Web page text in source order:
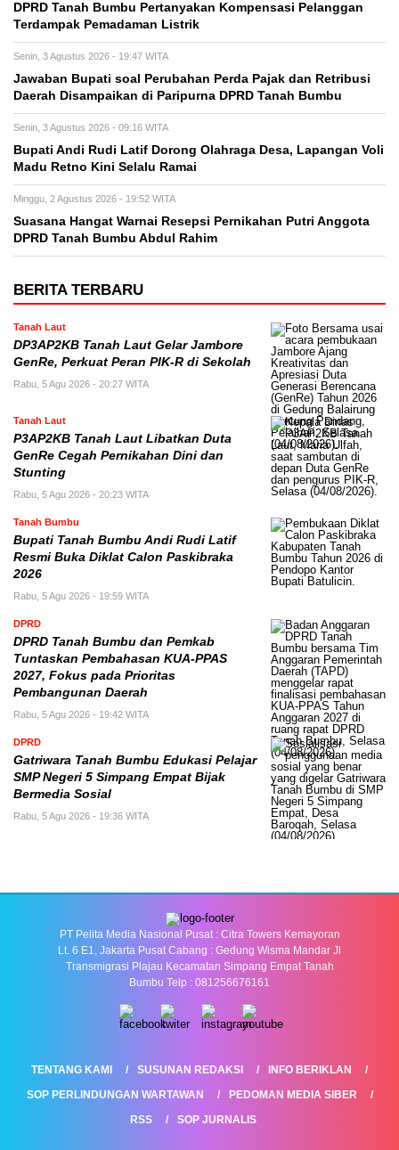
DPRD Tanah Bumbu Pertanyakan Kompensasi Pelanggan
Terdampak Pemadaman Listrik
Senin, 3 Agustus 2026 - 19:47 WITA
Jawaban Bupati soal Perubahan Perda Pajak dan Retribusi
Daerah Disampaikan di Paripurna DPRD Tanah Bumbu
Senin, 3 Agustus 2026 - 09:16 WITA
Bupati Andi Rudi Latif Dorong Olahraga Desa, Lapangan Voli
Madu Retno Kini Selalu Ramai
Minggu, 2 Agustus 2026 - 19:52 WITA
Suasana Hangat Warnai Resepsi Pernikahan Putri Anggota
DPRD Tanah Bumbu Abdul Rahim
BERITA TERBARU
Tanah Laut
DP3AP2KB Tanah Laut Gelar Jambore
GenRe, Perkuat Peran PIK-R di Sekolah
Rabu, 5 Agu 2026 - 20:27 WITA
Tanah Laut
P3AP2KB Tanah Laut Libatkan Duta
GenRe Cegah Pernikahan Dini dan
Stunting
Rabu, 5 Agu 2026 - 20:23 WITA
Tanah Bumbu
Bupati Tanah Bumbu Andi Rudi Latif
Resmi Buka Diklat Calon Paskibraka
2026
Rabu, 5 Agu 2026 - 19:59 WITA
DPRD
DPRD Tanah Bumbu dan Pemkab
Tuntaskan Pembahasan KUA-PPAS
2027, Fokus pada Prioritas
Pembangunan Daerah
Rabu, 5 Agu 2026 - 19:42 WITA
DPRD
Gatriwara Tanah Bumbu Edukasi Pelajar
SMP Negeri 5 Simpang Empat Bijak
Bermedia Sosial
Rabu, 5 Agu 2026 - 19:36 WITA
PT Pelita Media Nasional Pusat : Citra Towers Kemayoran
Lt. 6 E1, Jakarta Pusat Cabang : Gedung Wisma Mandar Jl
Transmigrasi Plajau Kecamatan Simpang Empat Tanah
Bumbu Telp : 081256676161
TENTANG KAMI SUSUNAN REDAKSI
INFO BERIKLAN
SOP PERLINDUNGAN WARTAWAN
PEDOMAN MEDIA SIBER
RSS
SOP JURNALIS